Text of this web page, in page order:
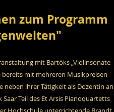
zum Programm
mit Bartóks „Violinsonate
bereits mit mehreren Musikpreisen
neben ihrer Tätigkeit als Dozentin an
Teil des Et Arsis Pianoquartetts